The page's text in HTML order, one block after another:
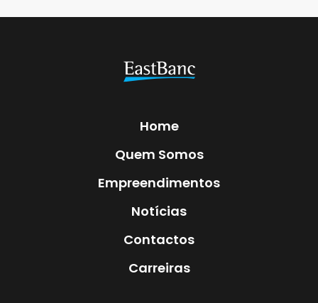
Home
Quem Somos
Empreendimentos
Notícias
Contactos
Carreiras